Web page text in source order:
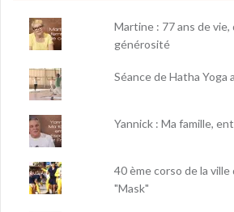
Martine : 77 ans de
générosité
Séance de Hatha Yoga
Yannick : Ma famille,
40 ème corso de la
"Mask"